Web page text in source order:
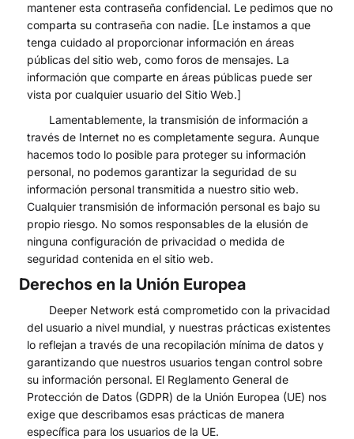
mantener esta contraseña confidencial. Le pedimos que no
comparta su contraseña con nadie. [Le instamos a que
tenga cuidado al proporcionar información en áreas
públicas del sitio web, como foros de mensajes. La
información que comparte en áreas públicas puede ser
vista por cualquier usuario del Sitio Web.]
Lamentablemente, la transmisión de información a
través de Internet no es completamente segura. Aunque
hacemos todo lo posible para proteger su información
personal, no podemos garantizar la seguridad de su
información personal transmitida a nuestro sitio web.
Cualquier transmisión de información personal es bajo su
propio riesgo. No somos responsables de la elusión de
ninguna configuración de privacidad o medida de
seguridad contenida en el sitio web.
Derechos en la Unión Europea
Deeper Network está comprometido con la privacidad
del usuario a nivel mundial, y nuestras prácticas existentes
lo reflejan a través de una recopilación mínima de datos y
garantizando que nuestros usuarios tengan control sobre
su información personal. El Reglamento General de
Protección de Datos (GDPR) de la Unión Europea (UE) nos
exige que describamos esas prácticas de manera
específica para los usuarios de la UE.